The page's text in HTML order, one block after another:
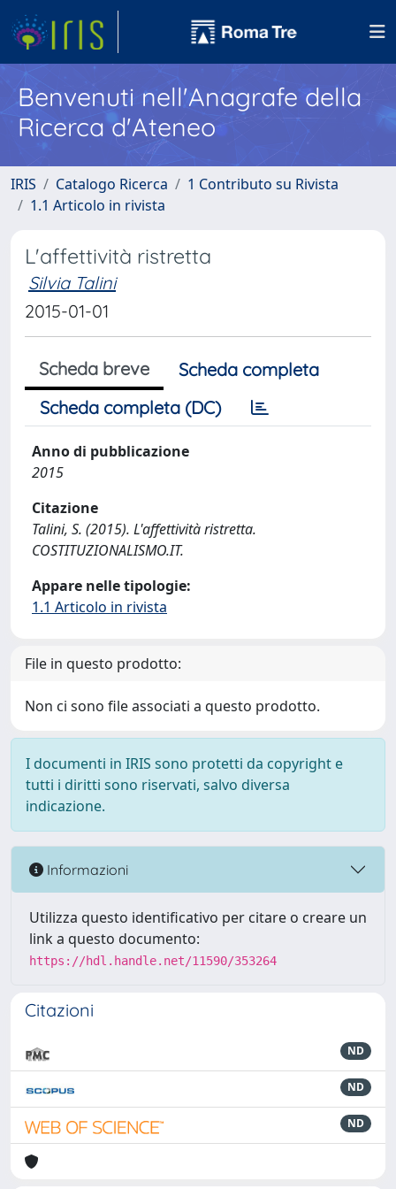
Benvenuti nell'Anagrafe della
Ricerca d'Ateneo
IRIS Catalogo Ricerca
1 Contributo su Rivista
1.1 Articolo in rivista
L'affettività ristretta
Silvia Talini
2015-01-01
Scheda breve
Scheda completa
Scheda completa (DC)
Anno di pubblicazione
2015
Citazione
Talini, S. (2015). L'affettività ristretta.
COSTITUZIONALISMO.IT.
Appare nelle tipologie:
1.1 Articolo in rivista
File in questo prodotto:
Non ci sono file associati a questo prodotto.
I documenti in IRIS sono protetti da copyright e
tutti i diritti sono riservati, salvo diversa
indicazione.
Informazioni
Utilizza questo identificativo per citare o creare un
link a questo documento:
https://hdl.handle.net/11590/353264
Citazioni
ND
ND
ND